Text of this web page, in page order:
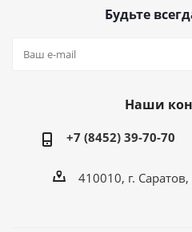
Будьте
Наши
+7 (8452) 39-70-70
410010, г.